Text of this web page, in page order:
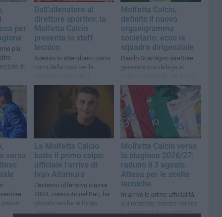
per
più
di
Dall'allenatore al
direttore sportivo: la
Molfetta Calcio
presenta lo staff
tecnico
Adesso si attendono i primi
nomi della rosa per la
Molfetta Calcio,
definito il nuovo
organigramma
societario: ecco la
squadra dirigenziale
Danilo Scardigno direttore
generale con delega al
sarà il direttore sportivo
verso
passo
La Molfetta Calcio
batte il primo colpo:
ufficiale l'arrivo di
Ivan Altamura
L'esterno offensivo classe
2004, cresciuto nel Bari, ha
giocato anche in Kings
League
Molfetta Calcio verso
la stagione 2026/27:
raduno il 3 agosto.
Attesa per le scelte
tecniche
In arrivo le prime ufficialità
sul mercato, mentre cresce
la speranza di un progetto